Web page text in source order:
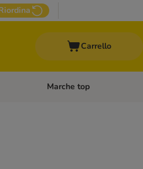
Carrello
Acquariologia
Apri Menù Categoria: Cavalli
Marche top